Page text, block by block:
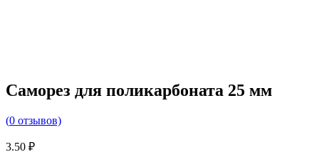
Саморез для поликарбоната 25 мм
(0 отзывов)
3.50 ₽